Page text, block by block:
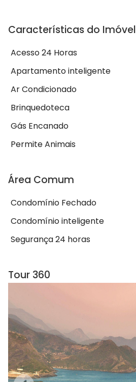
Características do Imóvel
Acesso 24 Horas
Apartamento inteligente
Ar Condicionado
Brinquedoteca
Gás Encanado
Permite Animais
Área Comum
Condomínio Fechado
Condomínio inteligente
Segurança 24 horas
Tour 360